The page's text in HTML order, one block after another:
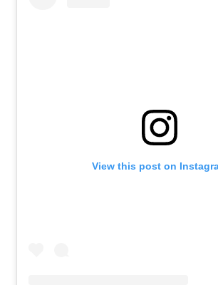
View this post on